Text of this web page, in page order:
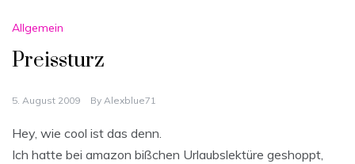
Allgemein
Preissturz
5. August 2009 By Alexblue71
Hey, wie cool ist das denn.
Ich hatte bei amazon bißchen Urlaubslektüre geshoppt,